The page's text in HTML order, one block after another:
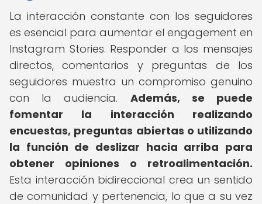
La interacción constante con los seguidores
es esencial para aumentar el engagement en
Instagram Stories. Responder a los mensajes
directos, comentarios y preguntas de los
seguidores muestra un compromiso genuino
con la audiencia. Además, se puede
fomentar la interacción realizando
encuestas, preguntas abiertas o utilizando
la función de deslizar hacia arriba para
obtener opiniones o retroalimentación.
Esta interacción bidireccional crea un sentido
de comunidad y pertenencia, lo que a su vez